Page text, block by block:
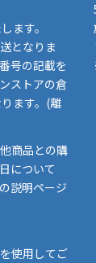
ます。
となりま
号の記載を
ストアの倉
ます。(離
商品との購
について
説明ページ
使用してご